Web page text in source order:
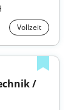
Vollzeit
/